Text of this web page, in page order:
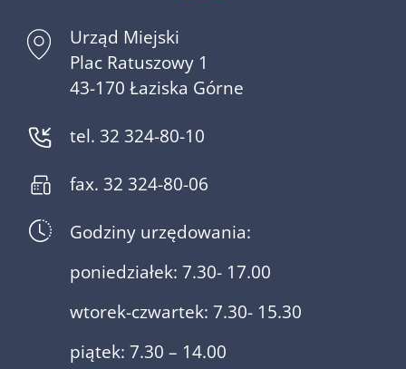
Urząd Miejski
Plac Ratuszowy 1
43-170 Łaziska Górne
tel. 32 324-80-10
fax. 32 324-80-06
Godziny urzędowania:
poniedziałek: 7.30- 17.00
wtorek-czwartek: 7.30- 15.30
piątek: 7.30 – 14.00